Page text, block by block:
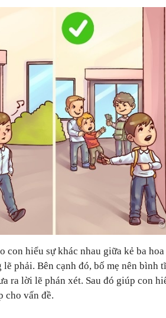
con hiểu sự khác nhau giữa kẻ ba
phải. Bên cạnh đó, bố mẹ nên bình
ra lời lẽ phán xét. Sau đó giúp con
cho vấn đề.